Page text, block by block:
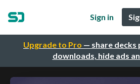
Upgrade to Pro — share
downloads, hide ads
Sign in